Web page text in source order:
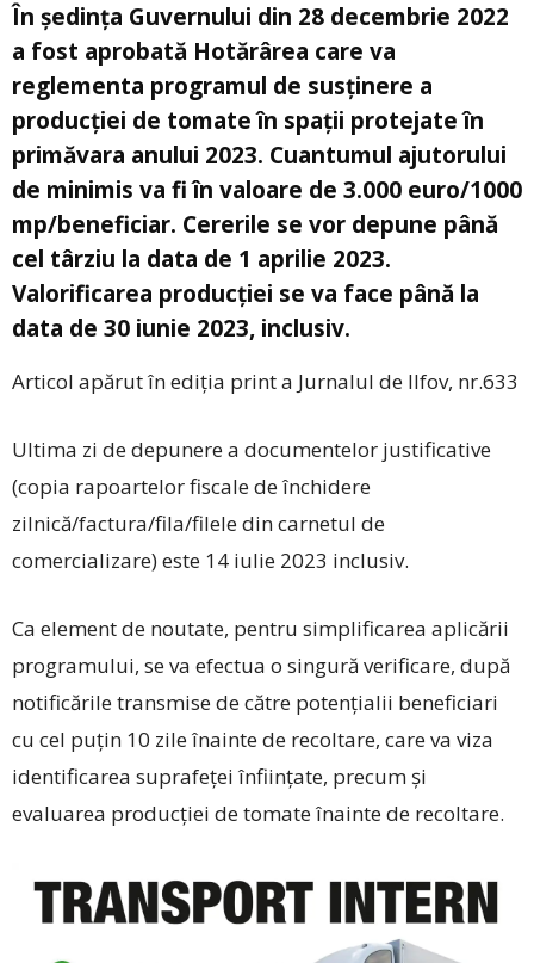
În ședința Guvernului din 28 decembrie 2022
a fost aprobată Hotărârea care va
reglementa programul de susținere a
producției de tomate în spații protejate în
primăvara anului 2023. Cuantumul ajutorului
de minimis va fi în valoare de 3.000 euro/1000
mp/beneficiar. Cererile se vor depune până
cel târziu la data de 1 aprilie 2023.
Valorificarea producției se va face până la
data de 30 iunie 2023, inclusiv.
Articol apărut în ediția print a Jurnalul de Ilfov, nr.633
Ultima zi de depunere a documentelor justificative
(copia rapoartelor fiscale de închidere
zilnică/factura/fila/filele din carnetul de
comercializare) este 14 iulie 2023 inclusiv.
Ca element de noutate, pentru simplificarea aplicării
programului, se va efectua o singură verificare, după
notificările transmise de către potențialii beneficiari
cu cel puțin 10 zile înainte de recoltare, care va viza
identificarea suprafeței înființate, precum și
evaluarea producției de tomate înainte de recoltare.